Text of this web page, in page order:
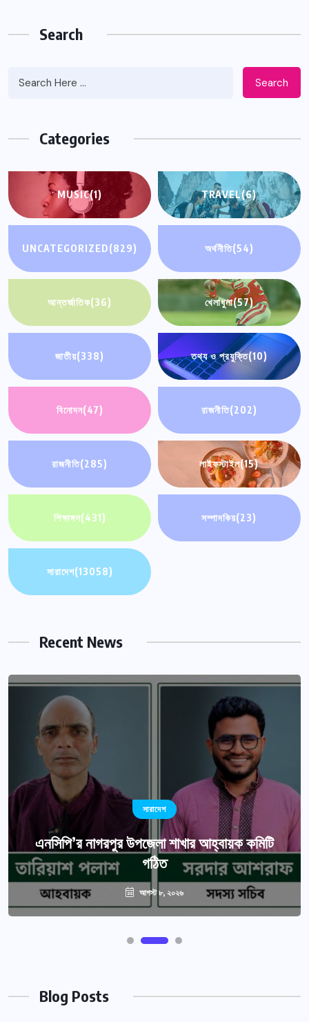
Search
Search
Categories
MUSIC(1) TRAVEL(6)
UNCATEGORIZED(829) অর্থনীতি(54)
আন্তর্জাতিক(36) খেলাধুলা(57)
জাতীয়(338) তথ্য ও প্রযুক্তি(10)
বিনোদন(47) রাজনীতি(202)
রাজনীতি(285) লাইফস্টাইল(15)
শিক্ষাঙ্গন(431) সম্পাদকিয়(23)
সারাদেশ(13058)
Recent News
সারাদেশ
এনসিপি’র নাগরপুর উপজেলা শাখার আহ্বায়ক কমিটি
গঠিত
আগস্ট ৮, ২০২৬
Blog Posts